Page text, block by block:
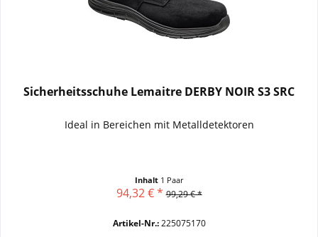
Sicherheitsschuhe Lemaitre DERBY NOIR S3 SRC
Ideal in Bereichen mit Metalldetektoren
Inhalt 1 Paar
94,32 € * 99,29 € *
Artikel-Nr.:225075170